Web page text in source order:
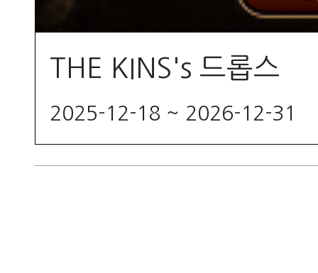
THE KINS's 드롭스
2025-12-18 ~ 2026-12-31